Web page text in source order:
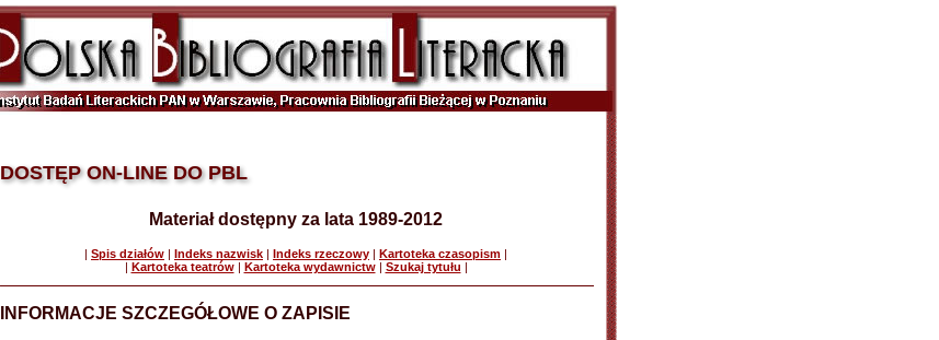
DOSTĘP ON-LINE DO PBL
Materiał dostępny za lata 1989-2012
| Spis działów | Indeks nazwisk | Indeks rzeczowy | Kartoteka czasopism |
| Kartoteka teatrów| Kartoteka wydawnictw| Szukaj tytułu |
INFORMACJE SZCZEGÓŁOWE O ZAPISIE